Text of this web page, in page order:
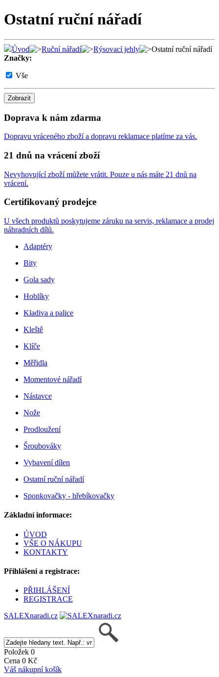
Ostatní ruční nářadí
Úvod Ruční nářadí Rýsovací jehly
Ostatní ruční nářadí
Značky:
Vše
Zobrazit
Doprava k nám zdarma
Dopravu vráceného zboží a dopravu reklamace platíme za vás.
21 dnů na vrácení zboží
Nevyhovující zboží můžete vrátit. Pouze u nás máte 21 dnů na
vrácení.
Certifikovaný prodejce
U všech produktů poskytujeme záruku na servis, reklamace a prodej
náhradních dílů.
Adaptéry
Bity
Gola sady
Hoblíky
Kladiva a palice
Kleště
Klíče
Měřidla
Momentové nářadí
Nástavce
Nože
Prodloužení
Šroubováky
Vybavení dílen
Ostatní ruční nářadí
Sponkovačky - hřebíkovačky
Základní informace:
ÚVOD
VŠE O NÁKUPU
KONTAKTY
Přihlášení a registrace:
PŘIHLÁŠENÍ
REGISTRACE
SALEXnaradi.cz
Položek 0
Cena 0 Kč
Váš nákupní košík